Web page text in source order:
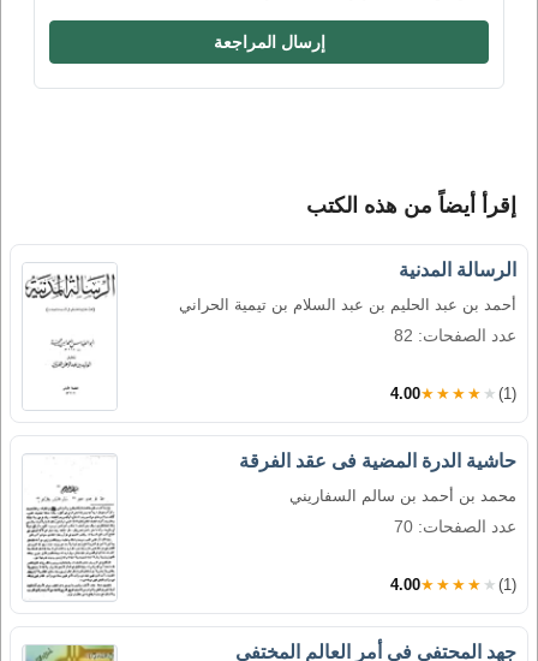
إرسال المراجعة
إقرأ أيضاً من هذه الكتب
الرسالة المدنية
أحمد بن عبد الحليم بن عبد السلام بن تيمية الحراني
عدد الصفحات: 82
4.00★★★★★ (1)
حاشية الدرة المضية فى عقد الفرقة
محمد بن أحمد بن سالم السفاريني
عدد الصفحات: 70
4.00★★★★★ (1)
جهد المحتفي في أمر العالم المختفي